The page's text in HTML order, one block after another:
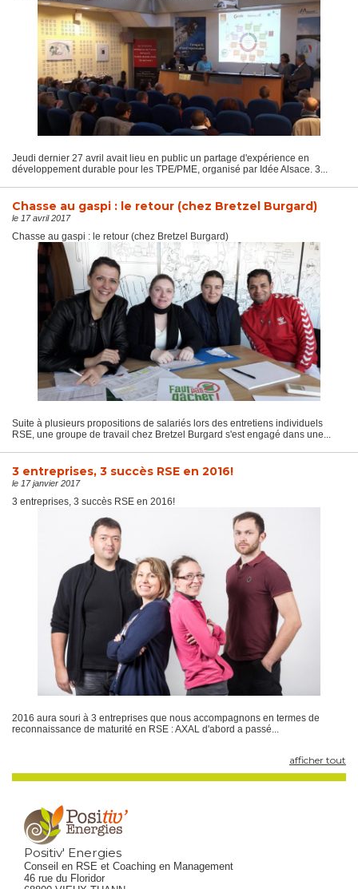
Jeudi dernier 27 avril avait lieu en public un partage d'expérience en
développement durable pour les TPE/PME, organisé par Idée Alsace. 3...
Chasse au gaspi : le retour (chez Bretzel Burgard)
le 17 avril 2017
Chasse au gaspi : le retour (chez Bretzel Burgard)
Suite à plusieurs propositions de salariés lors des entretiens individuels
RSE, une groupe de travail chez Bretzel Burgard s'est engagé dans une...
3 entreprises, 3 succès RSE en 2016!
le 17 janvier 2017
3 entreprises, 3 succès RSE en 2016!
2016 aura souri à 3 entreprises que nous accompagnons en termes de
reconnaissance de maturité en RSE : AXAL d'abord a passé...
afficher tout
Positiv' Energies
Conseil en RSE et Coaching en Management
46 rue du Floridor